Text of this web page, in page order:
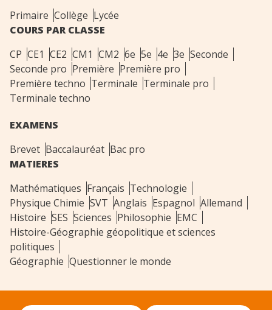
Primaire Collège Lycée
COURS PAR CLASSE
CP CE1 CE2 CM1 CM2 6e 5e 4e 3e Seconde
Seconde pro Première Première pro
Première techno Terminale Terminale pro
Terminale techno
EXAMENS
Brevet Baccalauréat Bac pro
MATIERES
Mathématiques Français Technologie
Physique Chimie SVT Anglais Espagnol Allemand
Histoire SES Sciences Philosophie EMC
Histoire-Géographie géopolitique et sciences
politiques
Géographie Questionner le monde